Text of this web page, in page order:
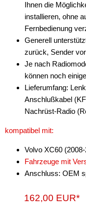
Ihnen die
installieren, ohne
Fernbedienung
Generell
zurück, Sender
Je nach
können noch
Lieferumfang:
Anschlußkabel
Nachrüst-Radio
kompatibel mit:
Volvo XC60
Fahrzeuge mit
Anschluss: OEM
162,00 EUR*